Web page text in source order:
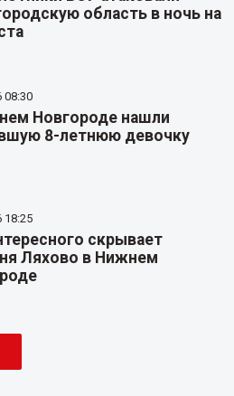
область в ночь на
08:30
Новгороде нашли
8-летнюю девочку
18:25
скрывает
Ляхово в Нижнем